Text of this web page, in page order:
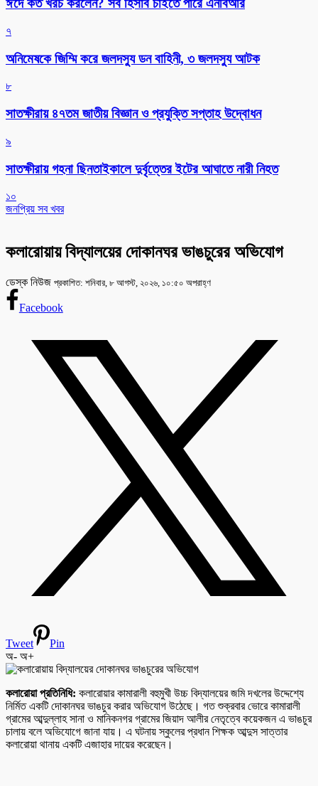
ঈদে কত খরচ করলেন? সব হিসাব চাইতে পারে এনবিআর
৭
অনিমেষকে জিম্মি করে জলদস্যু ডন বাহিনী, ৩ জলদস্যু আটক
৮
সাতক্ষীরায় ৪৭তম জাতীয় বিজ্ঞান ও প্রযুক্তি সপ্তাহ উদ্বোধন
৯
সাতক্ষীরায় গহনা ছিনতাইকালে দুর্বৃত্তের ইটের আঘাতে নারী নিহত
১০
জনপ্রিয় সব খবর
কলারোয়ায় বিদ্যালয়ের দোকানঘর ভাঙচুরের অভিযোগ
ডেস্ক নিউজ প্রকাশিত: শনিবার, ৮ আগস্ট, ২০২৬, ১০:৫০ অপরাহ্ণ
Facebook
Tweet
Pin
অ- অ+
কলারোয়া প্রতিনিধি: কলারোয়ার কামারালী বহুমুখী উচ্চ বিদ্যালয়ের জমি দখলের উদ্দেশ্যে
নির্মিত একটি দোকানঘর ভাঙচুর করার অভিযোগ উঠেছে। গত শুক্রবার ভোরে কামারালী
গ্রামের আব্দুল্লাহ সানা ও মানিকনগর গ্রামের জিয়াদ আলীর নেতৃত্বে কয়েকজন এ ভাঙচুর
চালায় বলে অভিযোগে জানা যায়। এ ঘটনায় স্কুলের প্রধান শিক্ষক আব্দুস সাত্তার
কলারোয়া থানায় একটি এজাহার দায়ের করেছেন।